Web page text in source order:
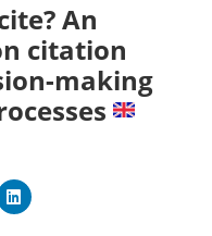
An
citation
making